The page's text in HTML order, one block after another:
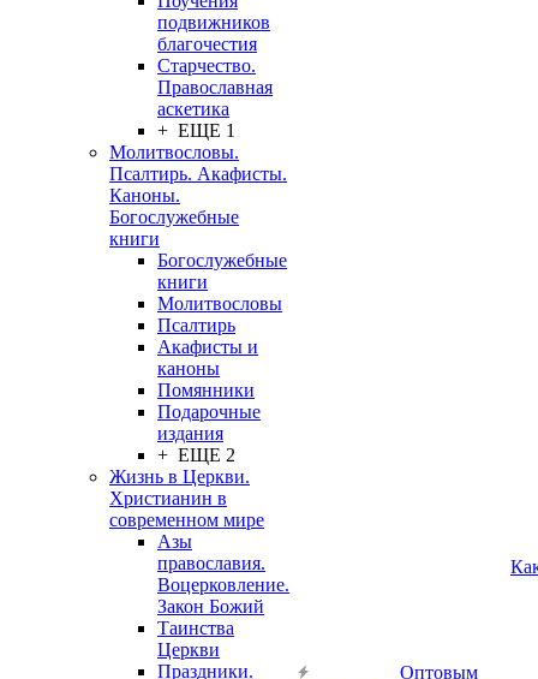
подвижников
благочестия
Старчество.
Православная
аскетика
+ ЕЩЕ 1
Молитвословы.
Псалтирь. Акафисты.
Каноны.
Богослужебные
книги
Богослужебные
книги
Молитвословы
Псалтирь
Акафисты и
каноны
Помянники
Подарочные
издания
+ ЕЩЕ 2
Жизнь в Церкви.
Христианин в
современном мире
Азы
православия.
Воцерковление.
Закон Божий
Таинства
Церкви
Праздники.
Оптовым